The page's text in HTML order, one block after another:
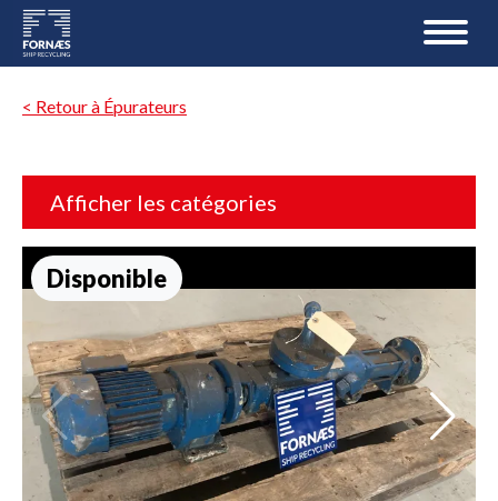
< Retour à Épurateurs
Afficher les catégories
Disponible